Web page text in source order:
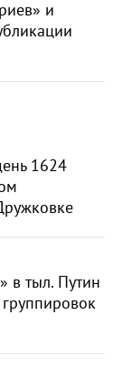
и
1624
в тыл. Путин